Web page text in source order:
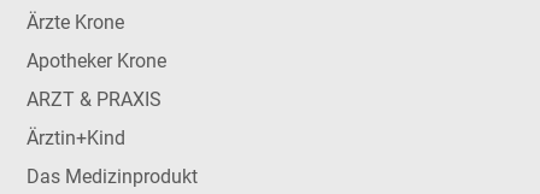
Ärzte Krone
Apotheker Krone
ARZT & PRAXIS
Ärztin+Kind
Das Medizinprodukt